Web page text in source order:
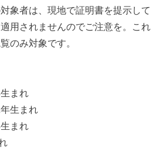
象者は、現地で証明書を提示して
用されませんのでご注意を。これ
のみ対象です。
まれ
生まれ
まれ